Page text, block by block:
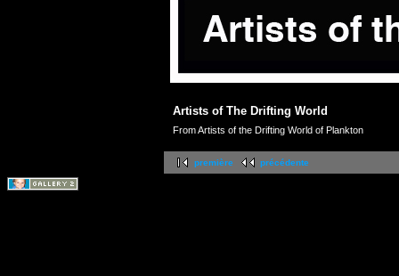
Artists of The Drifting World
From Artists of the Drifting World of Plankton
première précédente